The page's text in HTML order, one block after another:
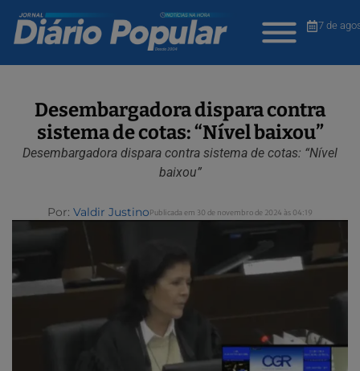
7 de
Desembargadora dispara contra
sistema de cotas: “Nível baixou”
Desembargadora dispara contra sistema de cotas: “Nível
baixou”
Por: Valdir JustinoPublicada em 30 de novembro de 2024 às 04:19